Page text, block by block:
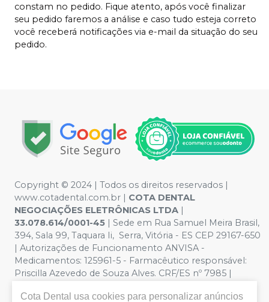
constam no pedido. Fique atento, após você finalizar
seu pedido faremos a análise e caso tudo esteja correto
você receberá notificações via e-mail da situação do seu
pedido.
Copyright © 2024 | Todos os direitos reservados |
www.cotadental.com.br | COTA DENTAL
NEGOCIAÇÕES ELETRÔNICAS LTDA |
33.078.614/0001-45 | Sede em Rua Samuel Meira Brasil,
394, Sala 99, Taquara Ii, Serra, Vitória - ES CEP 29167-650
| Autorizações de Funcionamento ANVISA -
Medicamentos: 125961-5 - Farmacêutico responsável:
Priscilla Azevedo de Souza Alves. CRF/ES nº 7985 |
ilustrativas - Os preços e condições da loja virtual estão
Cota Dental usa cookies para personalizar anúncios